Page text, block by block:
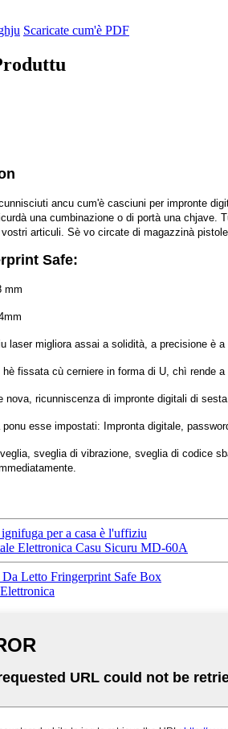
Scaricate cum'è PDF
ancu cum'è casciuni per impronte
una cumbinazione o di portà una
articuli. Sè vo circate di magazzinà
Safe:
mm
laser migliora assai a solidità, a precisione è
fissata cù cerniere in forma di U, chì rende
nova, ricunniscenza di impronte digitali di
esse impostati: Impronta digitale,
sveglia di vibrazione, sveglia di codice
per a casa è l'uffiziu
Elettronica Casu Sicuru MD-60A
Letto Fringerprint Safe Box